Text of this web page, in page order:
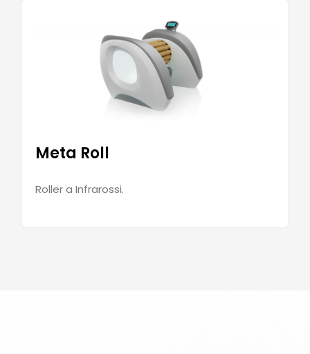
Meta Roll
Roller a Infrarossi.